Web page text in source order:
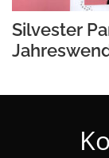
Silvester